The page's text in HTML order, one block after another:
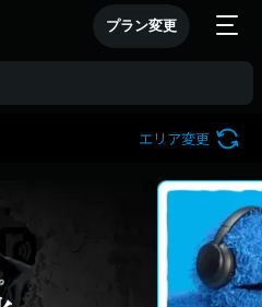
プラン変更
エリア変更